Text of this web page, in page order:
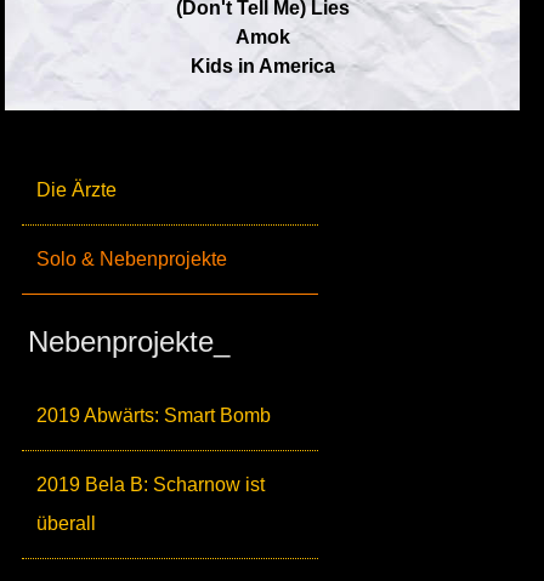
Die Ärzte
Solo & Nebenprojekte
Nebenprojekte_
2019 Abwärts: Smart Bomb
2019 Bela B: Scharnow ist
überall
(Don't Tell Me) Lies
Amok
Kids in America